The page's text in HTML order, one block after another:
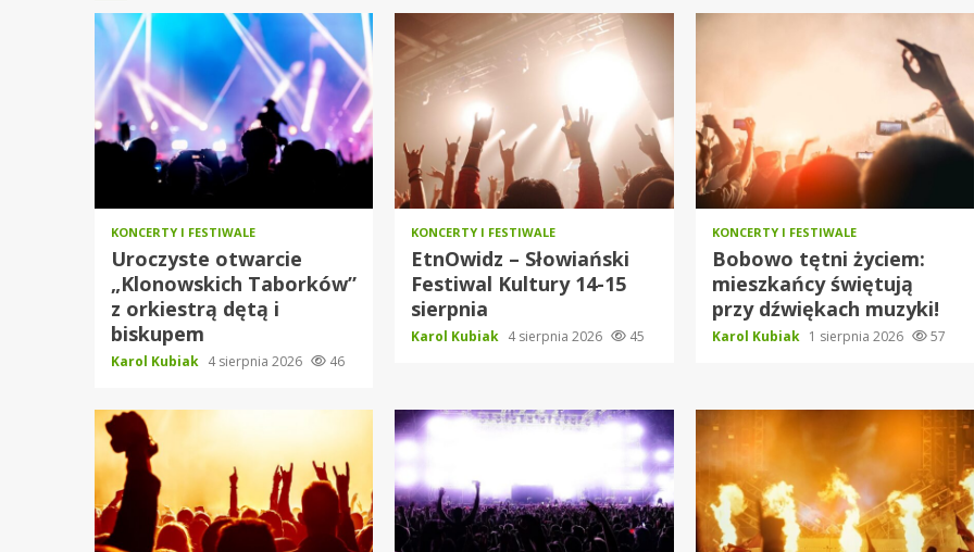
KONCERTY I FESTIWALE
Uroczyste otwarcie
„Klonowskich Taborków”
z orkiestrą dętą i
biskupem
Karol Kubiak 4 sierpnia 2026 46
KONCERTY I FESTIWALE
EtnOwidz – Słowiański
Festiwal Kultury 14-15
sierpnia
Karol Kubiak 4 sierpnia 2026 45
KONCERTY I FESTIWALE
Bobowo tętni życiem:
mieszkańcy świętują
przy dźwiękach muzyki!
Karol Kubiak 1 sierpnia 2026 57